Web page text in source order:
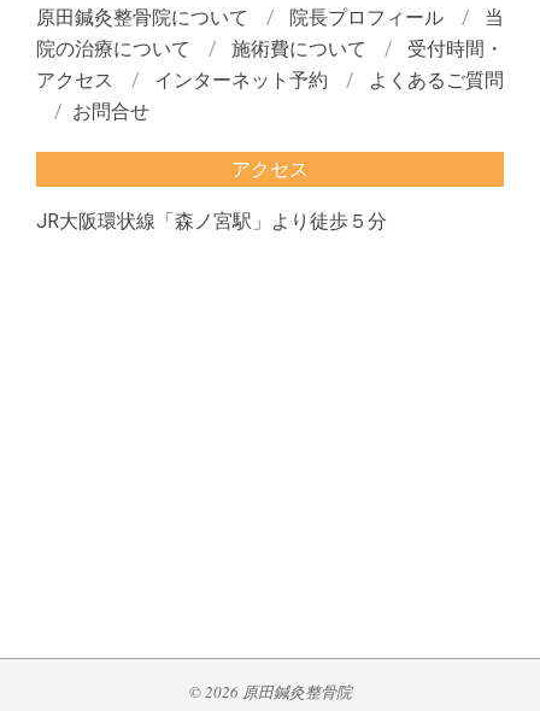
原田鍼灸整骨院について 院長プロフィール
当
院の治療について
施術費について
受付時間・
アクセス
インターネット予約
よくあるご質問
お問合せ
アクセス
JR大阪環状線「森ノ宮駅」より徒歩５分
© 2026 原田鍼灸整骨院